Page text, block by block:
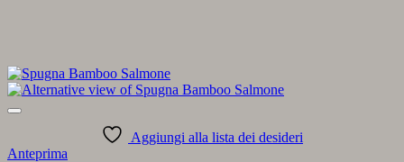
Aggiungi alla lista dei desideri
Anteprima